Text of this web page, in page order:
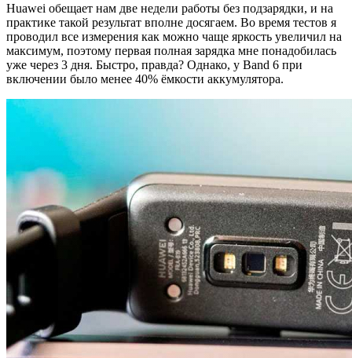
Huawei обещает нам две недели работы без подзарядки, и на
практике такой результат вполне досягаем. Во время тестов я
проводил все измерения как можно чаще яркость увеличил на
максимум, поэтому первая полная зарядка мне понадобилась
уже через 3 дня. Быстро, правда? Однако, у Band 6 при
включении было менее 40% ёмкости аккумулятора.